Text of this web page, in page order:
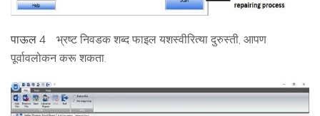
पाऊल 4
भ्रष्ट निवडक शब्द फाइल यशस्वीरित्या दुरुस्ती, आपण
पूर्वावलोकन करू शकता.